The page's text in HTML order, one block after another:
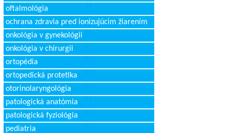
oftalmológia
ochrana zdravia pred ionizujúcim žiarením
onkológia v gynekológii
onkológia v chirurgii
ortopédia
ortopedická protetika
otorinolaryngológia
patologická anatómia
patologická fyziológia
pediatria